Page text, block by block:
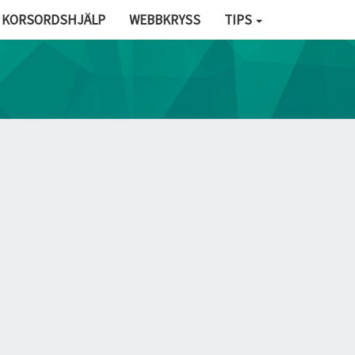
KORSORDSHJÄLP WEBBKRYSS TIPS